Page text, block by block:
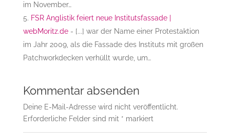
im November…
FSR Anglistik feiert neue Institutsfassade |
webMoritz.de- [...] war der Name einer Protestaktion
im Jahr 2009, als die Fassade des Instituts mit großen
Patchworkdecken verhüllt wurde, um…
Kommentar absenden
Deine E-Mail-Adresse wird nicht veröffentlicht.
Erforderliche Felder sind mit * markiert